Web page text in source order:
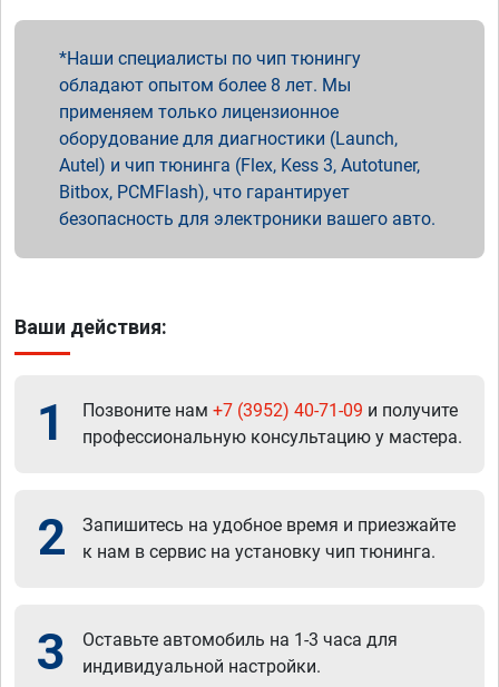
Наши специалисты по чип тюнингу
обладают опытом более 8 лет. Мы
применяем только лицензионное
оборудование для диагностики (Launch,
Autel) и чип тюнинга (Flex, Kess 3, Autotuner,
Bitbox, PCMFlash), что гарантирует
безопасность для электроники вашего авто.
Ваши действия:
1 Позвоните нам +7 (3952) 40-71-09 и получите
профессиональную консультацию у мастера.
2
Запишитесь на удобное время и приезжайте
к нам в сервис на установку чип тюнинга.
3
Оставьте автомобиль на 1-3 часа для
индивидуальной настройки.